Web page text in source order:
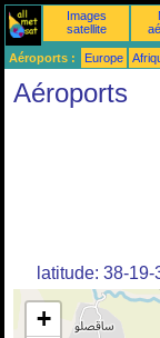
Images
satellite
Aéroports : Europe
Aéroports
latitude: 38-
+